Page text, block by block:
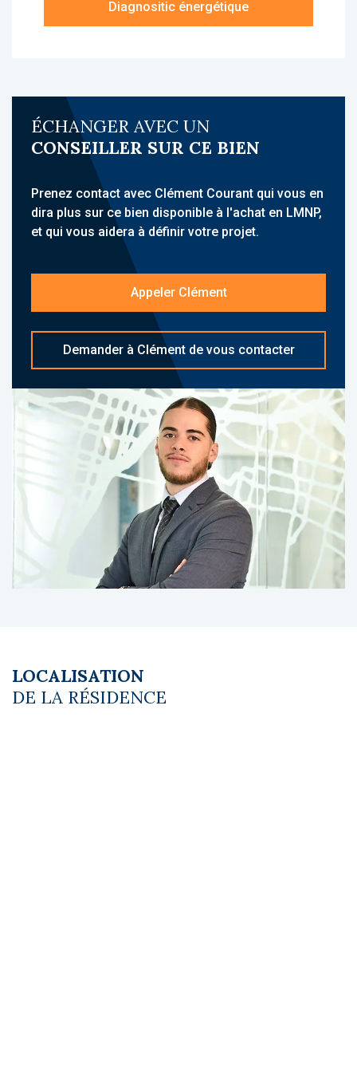
contactez-nous pour recevoir le dossier
Cet appartement T1 situé au rez-de-chaussée
offre une configuration fonctionnelle et
agréable : une entrée, une pièce principale
avec kitchenette, une salle d’eau avec wc, un
placard, une terrasse en jouissance privative.
À propos de la résidence :
La résidence IRIS est une résidence seniors,
idéalement située à Naveil (41100), à
proximité de Vendôme, dans un
environnement calme et verdoyant. Elle
propose des hébergements meublés avec
services para-hôteliers. Son implantation à
taille humaine (41 logements tous en rez-de-
jardin avec terrasse ou patio) lui confère une
forte attractivité.
L’établissement propose un ensemble de
services : accueil, blanchisserie, Wi-Fi,
espaces communs conviviaux. La
copropriété comprend 41 appartements.
À propos du gestionnaire occupant :
Patrimoine Immobilier est un gestionnaire
professionnel reconnu sur le segment des
résidences services seniors, assurant
Le coin du LMNP - Clément Courant agent
basé à NEUILLY SUR SEINE - 01 84 78 46 50 -
Diagnositic énergétique
ÉCHANGER AVEC UN
CONSEILLER SUR CE BIEN
Prenez contact avec Clément Courant qui vous en
dira plus sur ce bien disponible à l'achat en LMNP,
et qui vous aidera à définir votre projet.
Appeler Clément
Demander à Clément de vous contacter
LOCALISATION
DE LA RÉSIDENCE